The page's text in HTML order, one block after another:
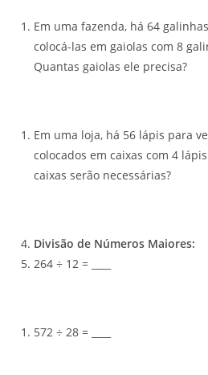
Em uma fazenda, há 64
colocá-las em gaiolas com 8
Quantas gaiolas ele precisa?
Em uma loja, há 56 lápis para
colocados em caixas com 4
caixas serão necessárias?
Divisão de Números Maiores:
264 ÷ 12 = ____
572 ÷ 28 = ____